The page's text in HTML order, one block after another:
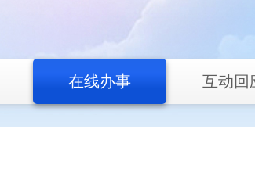
在线办事 互动回